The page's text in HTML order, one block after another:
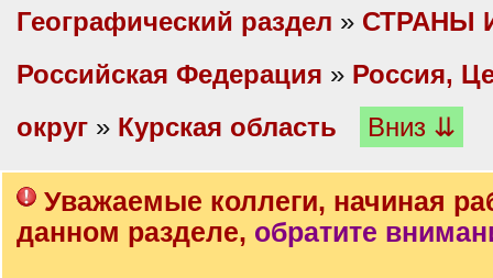
Географический раздел » СТРАНЫ
Российская Федерация » Россия,
округ » Курская область Вниз ⇊
Уважаемые коллеги, начиная
данном разделе, обратите